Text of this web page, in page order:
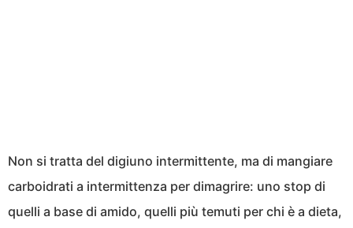
Non si tratta del digiuno intermittente, ma di mangiare
carboidrati a intermittenza per dimagrire: uno stop di
quelli a base di amido, quelli più temuti per chi è a dieta,